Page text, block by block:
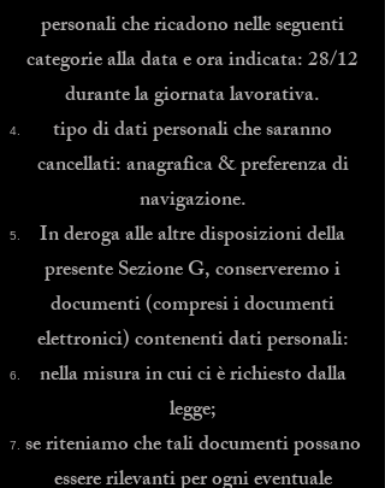
personali che ricadono nelle seguenti
categorie alla data e ora indicata: 28/12
durante la giornata lavorativa.
tipo di dati personali che saranno
cancellati: anagrafica & preferenza di
navigazione.
In deroga alle altre disposizioni della
presente Sezione G, conserveremo i
documenti (compresi i documenti
elettronici) contenenti dati personali:
nella misura in cui ci è richiesto dalla
legge;
se riteniamo che tali documenti possano
essere rilevanti per ogni eventuale